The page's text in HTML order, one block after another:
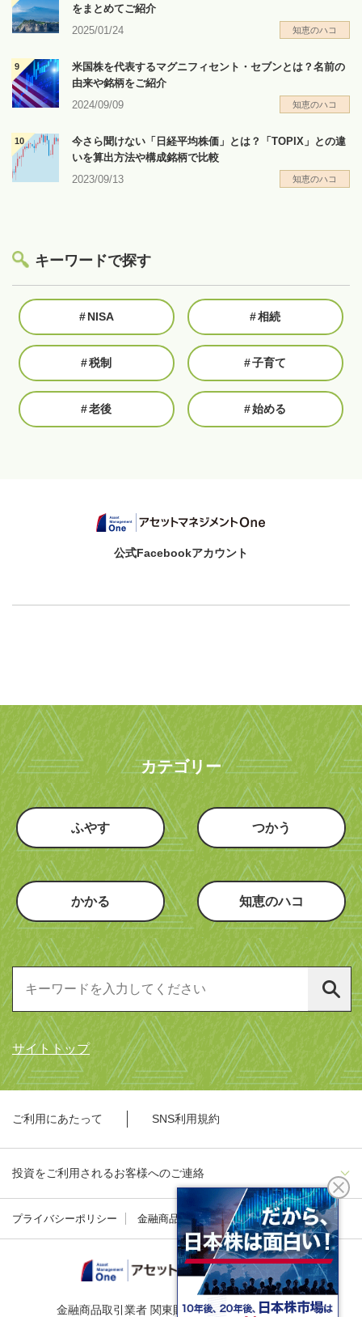
をまとめてご紹介
2025/01/24
知恵のハコ
米国株を代表するマグニフィセント・セブンとは？名前の
由来や銘柄をご紹介
2024/09/09
知恵のハコ
今さら聞けない「日経平均株価」とは？「TOPIX」との違
いを算出方法や構成銘柄で比較
2023/09/13
知恵のハコ
キーワードで探す
#NISA #相続
#税制 #子育て
#老後 #始める
公式Facebookアカウント
カテゴリー
ふやす つかう
かかる 知恵のハコ
サイトトップ
ご利用にあたって SNS利用規約
投資をご利用されるお客様へのご連絡
プライバシーポリシー 金融商品勧誘方針
金融商品取引業者 関東財務局長（金商）第324号